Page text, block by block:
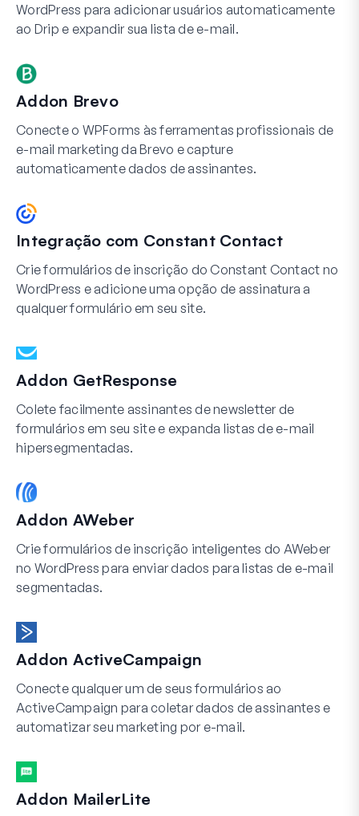
WordPress para adicionar usuários automaticamente
ao Drip e expandir sua lista de e-mail.
Addon Brevo
Conecte o WPForms às ferramentas profissionais de
e-mail marketing da Brevo e capture
automaticamente dados de assinantes.
Integração com Constant Contact
Crie formulários de inscrição do Constant Contact no
WordPress e adicione uma opção de assinatura a
qualquer formulário em seu site.
Addon GetResponse
Colete facilmente assinantes de newsletter de
formulários em seu site e expanda listas de e-mail
hipersegmentadas.
Addon AWeber
Crie formulários de inscrição inteligentes do AWeber
no WordPress para enviar dados para listas de e-mail
segmentadas.
Addon ActiveCampaign
Conecte qualquer um de seus formulários ao
ActiveCampaign para coletar dados de assinantes e
automatizar seu marketing por e-mail.
Addon MailerLite